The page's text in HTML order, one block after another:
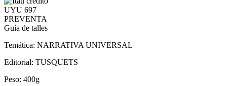
UYU 697
PREVENTA
Guía de talles
Temática: NARRATIVA UNIVERSAL
Editorial: TUSQUETS
Peso: 400g